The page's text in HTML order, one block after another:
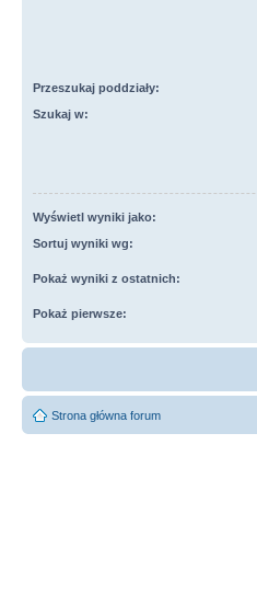
Przeszukaj poddziały:
Szukaj w:
Wyświetl wyniki jako:
Sortuj wyniki wg:
Pokaż wyniki z ostatnich:
Pokaż pierwsze:
Strona główna forum